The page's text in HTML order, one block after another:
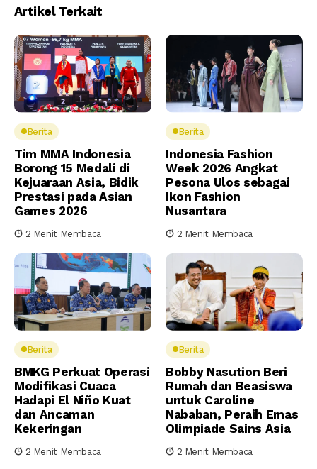
Artikel Terkait
Berita
Tim MMA Indonesia
Borong 15 Medali di
Kejuaraan Asia, Bidik
Prestasi pada Asian
Games 2026
2 Menit Membaca
Berita
Indonesia Fashion
Week 2026 Angkat
Pesona Ulos sebagai
Ikon Fashion
Nusantara
2 Menit Membaca
Berita
BMKG Perkuat Operasi
Modifikasi Cuaca
Hadapi El Niño Kuat
dan Ancaman
Kekeringan
2 Menit Membaca
Berita
Bobby Nasution Beri
Rumah dan Beasiswa
untuk Caroline
Nababan, Peraih Emas
Olimpiade Sains Asia
2 Menit Membaca